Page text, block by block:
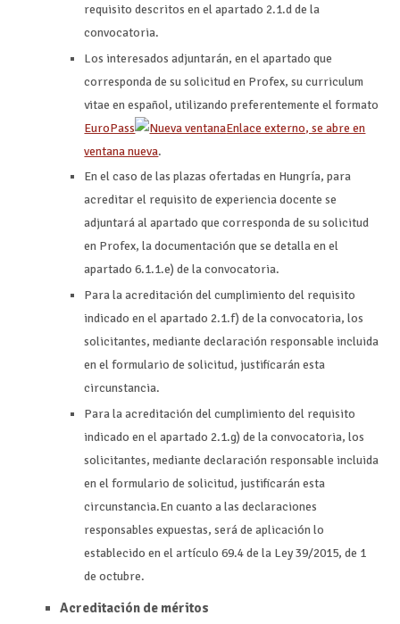
requisito descritos en el apartado 2.1.d de la
convocatoria.
Los interesados adjuntarán, en el apartado que
corresponda de su solicitud en Profex, su curriculum
vitae en español, utilizando preferentemente el formato
EuroPass
Enlace externo, se abre en
ventana nueva.
En el caso de las plazas ofertadas en Hungría, para
acreditar el requisito de experiencia docente se
adjuntará al apartado que corresponda de su solicitud
en Profex, la documentación que se detalla en el
apartado 6.1.1.e) de la convocatoria.
Para la acreditación del cumplimiento del requisito
indicado en el apartado 2.1.f) de la convocatoria, los
solicitantes, mediante declaración responsable incluida
en el formulario de solicitud, justificarán esta
circunstancia.
Para la acreditación del cumplimiento del requisito
indicado en el apartado 2.1.g) de la convocatoria, los
solicitantes, mediante declaración responsable incluida
en el formulario de solicitud, justificarán esta
circunstancia.En cuanto a las declaraciones
responsables expuestas, será de aplicación lo
establecido en el artículo 69.4 de la Ley 39/2015, de 1
de octubre.
Acreditación de méritos